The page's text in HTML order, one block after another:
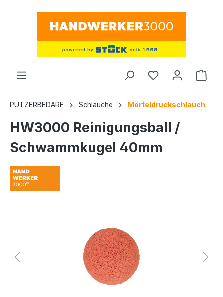
springen
PUTZERBEDARF Schläuche Mörteldruckschlauch
HW3000 Reinigungsball /
Schwammkugel 40mm